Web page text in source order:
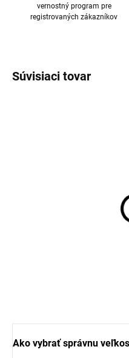
vernostný program pre
registrovaných zákazníkov
Súvisiaci tovar
Ako vybrať správnu